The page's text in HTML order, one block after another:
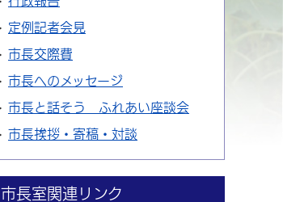
定例記者会見
市長交際費
市長へのメッセージ
市長と話そう ふれあい座談会
市長挨拶・寄稿・対談
市長室関連リンク